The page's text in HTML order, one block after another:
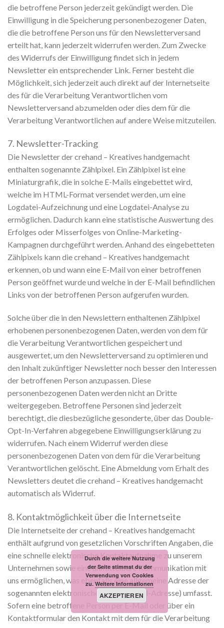
die betroffene Person jederzeit gekündigt werden. Die
Einwilligung in die Speicherung personenbezogener Daten,
die die betroffene Person uns für den Newsletterversand
erteilt hat, kann jederzeit widerrufen werden. Zum Zwecke
des Widerrufs der Einwilligung findet sich in jedem
Newsletter ein entsprechender Link. Ferner besteht die
Möglichkeit, sich jederzeit auch direkt auf der Internetseite
des für die Verarbeitung Verantwortlichen vom
Newsletterversand abzumelden oder dies dem für die
Verarbeitung Verantwortlichen auf andere Weise mitzuteilen.
7. Newsletter-Tracking
Die Newsletter der crehand – Kreatives handgemacht
enthalten sogenannte Zählpixel. Ein Zählpixel ist eine
Miniaturgrafik, die in solche E-Mails eingebettet wird,
welche im HTML-Format versendet werden, um eine
Logdatei-Aufzeichnung und eine Logdatei-Analyse zu
ermöglichen. Dadurch kann eine statistische Auswertung des
Erfolges oder Misserfolges von Online-Marketing-
Kampagnen durchgeführt werden. Anhand des eingebetteten
Zählpixels kann die crehand – Kreatives handgemacht
erkennen, ob und wann eine E-Mail von einer betroffenen
Person geöffnet wurde und welche in der E-Mail befindlichen
Links von der betroffenen Person aufgerufen wurden.
Solche über die in den Newslettern enthaltenen Zählpixel
erhobenen personenbezogenen Daten, werden von dem für
die Verarbeitung Verantwortlichen gespeichert und
ausgewertet, um den Newsletterversand zu optimieren und
den Inhalt zukünftiger Newsletter noch besser den Interessen
der betroffenen Person anzupassen. Diese
personenbezogenen Daten werden nicht an Dritte
weitergegeben. Betroffene Personen sind jederzeit
berechtigt, die diesbezügliche gesonderte, über das Double-
Opt-In-Verfahren abgegebene Einwilligungserklärung zu
widerrufen. Nach einem Widerruf werden diese
personenbezogenen Daten von dem für die Verarbeitung
Verantwortlichen gelöscht. Eine Abmeldung vom Erhalt des
Newsletters deutet die crehand – Kreatives handgemacht
automatisch als Widerruf.
8. Kontaktmöglichkeit über die Internetseite
Die Internetseite der crehand – Kreatives handgemacht
enthält aufgrund von gesetzlichen Vorschriften Angaben, die
eine schnelle elektronische Kontaktaufnahme zu unserem
Unternehmen sowie eine unmittelbare Kommunikation mit
uns ermöglichen, was ebenfalls eine allgemeine Adresse der
sogenannten elektronischen Post (E-Mail-Adresse) umfasst.
Sofern eine betroffene Person per E-Mail oder über ein
Kontaktformular den Kontakt mit dem für die Verarbeitung
Durch die weitere Nutzung
der Seite stimmst du der
Verwendung von Cookies
zu. Weitere Informationen
AKZEPTIEREN